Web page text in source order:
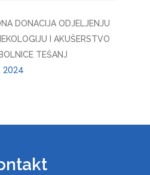
DONACIJA ODJELJENJU
I AKUŠERSTVO
TEŠANJ
2024